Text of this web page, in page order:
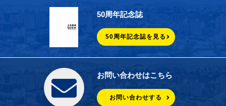
50周年記念誌
50周年記念誌を見る
お問い合わせはこちら
お問い合わせする